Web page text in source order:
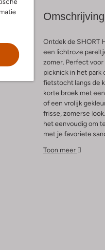
Omschrijving
Ontdek de SHORT
een lichtroze
zomer. Perfect
picknick in het park
fietstocht langs de
korte broek met
of een vrolijk
frisse, zomerse
het eenvoudig om
met je favoriete
deze short biedt,
Toon meer